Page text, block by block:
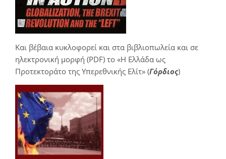
Και βέβαια κυκλοφορεί και στα βιβλιοπωλεία και σε
ηλεκτρονική μορφή (PDF) το «Η Ελλάδα ως
Προτεκτοράτο της Υπερεθνικής Ελίτ» (Γόρδιος)